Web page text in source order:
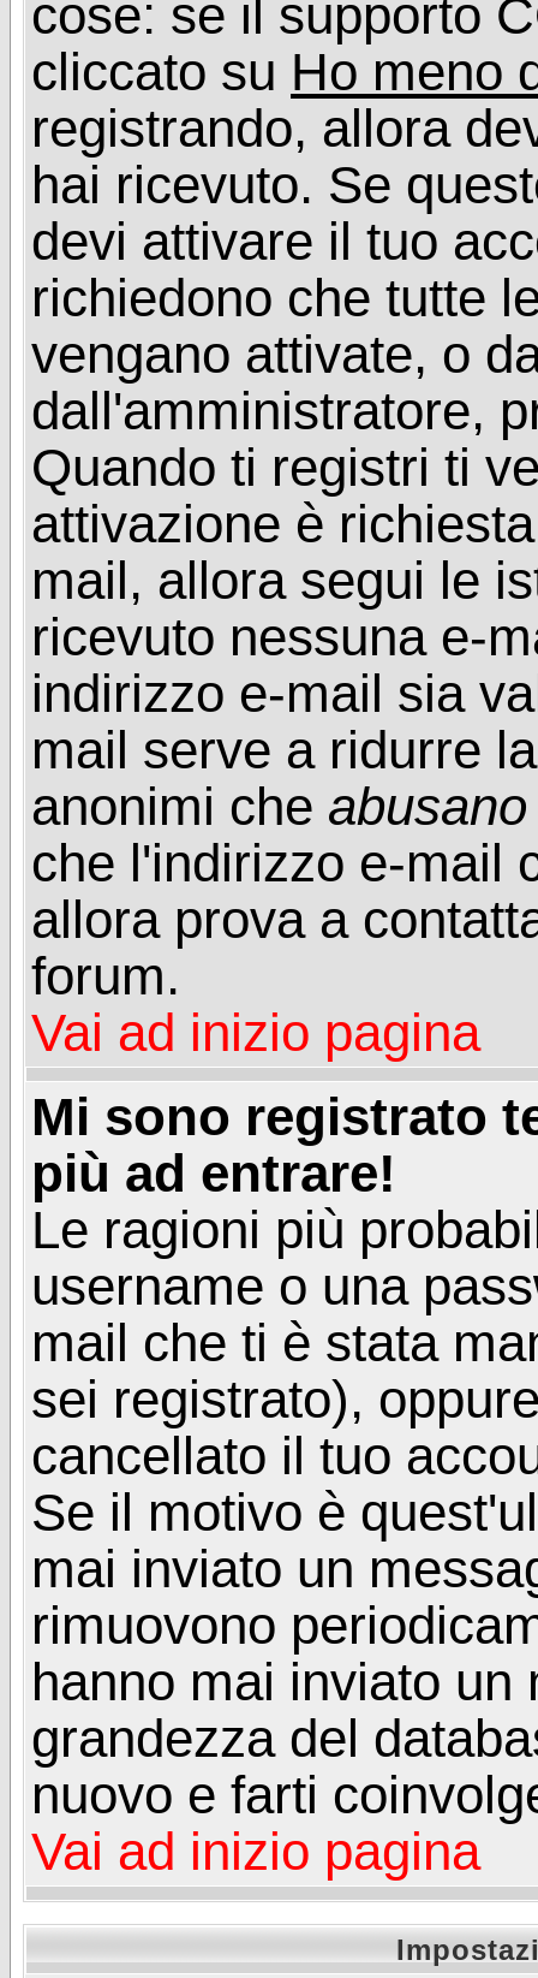
cose: se il supporto
cliccato su Ho meno
registrando, allora
hai ricevuto. Se
devi attivare il tuo
richiedono che tutte
vengano attivate, o
dall'amministratore,
Quando ti registri ti
attivazione è
mail, allora segui le
ricevuto nessuna e-
indirizzo e-mail sia
mail serve a ridurre
anonimi che abusano
che l'indirizzo e-mail
allora prova a
forum.
Vai ad inizio pagina
Mi sono registrato
più ad entrare!
Le ragioni più
username o una
mail che ti è stata
sei registrato),
cancellato il tuo
Se il motivo è
mai inviato un
rimuovono
hanno mai inviato
grandezza del
nuovo e farti
Vai ad inizio pagina